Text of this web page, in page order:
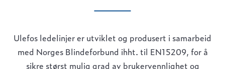
Ulefos ledelinjer er utviklet og produsert i samarbeid
med Norges Blindeforbund ihht. til EN15209, for å
sikre størst mulig grad av brukervennlighet og